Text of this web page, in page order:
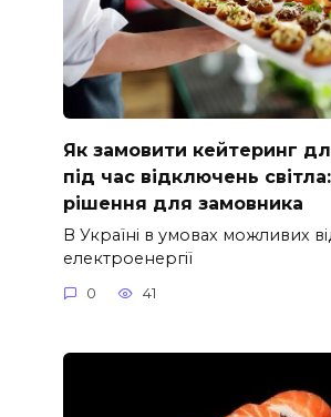
Як замовити кейтеринг
під час відключень
рішення для замовника
В Україні в умовах можливих
електроенергії
0 41